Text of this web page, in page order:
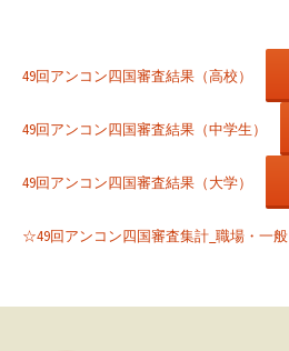
49回アンコン四国審査結果（高校）
49回アンコン四国審査結果（中学生）
49回アンコン四国審査結果（大学）
☆49回アンコン四国審査集計_職場・一般